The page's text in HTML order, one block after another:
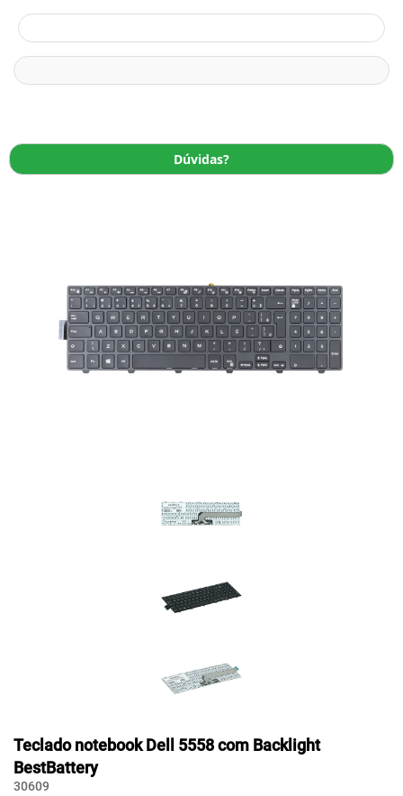
Dúvidas?
Teclado notebook Dell 5558 com Backlight
BestBattery
30609